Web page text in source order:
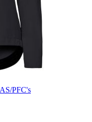
PFC's